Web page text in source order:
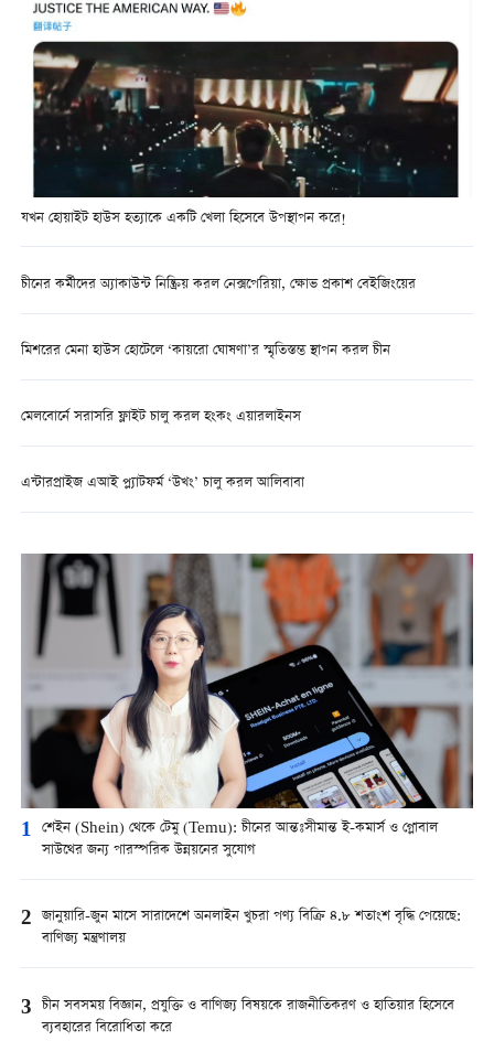
যখন হোয়াইট হাউস হত্যাকে একটি খেলা হিসেবে উপস্থাপন করে!
চীনের কর্মীদের অ্যাকাউন্ট নিষ্ক্রিয় করল নেক্সপেরিয়া, ক্ষোভ প্রকাশ বেইজিংয়ের
মিশরের মেনা হাউস হোটেলে ‘কায়রো ঘোষণা’র স্মৃতিস্তম্ভ স্থাপন করল চীন
মেলবোর্নে সরাসরি ফ্লাইট চালু করল হংকং এয়ারলাইনস
এন্টারপ্রাইজ এআই প্ল্যাটফর্ম ‘উখং’ চালু করল আলিবাবা
1 শেইন (Shein) থেকে টেমু (Temu): চীনের আন্তঃসীমান্ত ই-কমার্স ও গ্লোবাল
সাউথের জন্য পারস্পরিক উন্নয়নের সুযোগ
2 জানুয়ারি-জুন মাসে সারাদেশে অনলাইন খুচরা পণ্য বিক্রি ৪.৮ শতাংশ বৃদ্ধি পেয়েছে:
বাণিজ্য মন্ত্রণালয়
3 চীন সবসময় বিজ্ঞান, প্রযুক্তি ও বাণিজ্য বিষয়কে রাজনীতিকরণ ও হাতিয়ার হিসেবে
ব্যবহারের বিরোধিতা করে